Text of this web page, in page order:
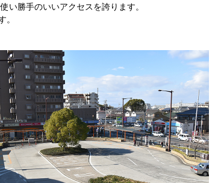
い勝手のいいアクセスを誇ります。
。